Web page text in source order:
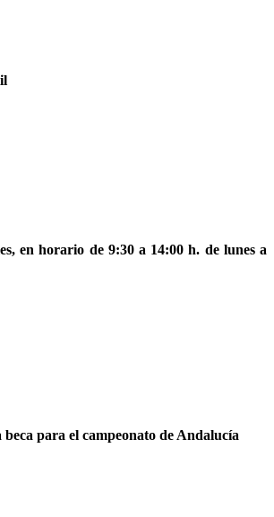
en horario de 9:30 a 14:00 h. de lunes a
para el campeonato de Andalucía